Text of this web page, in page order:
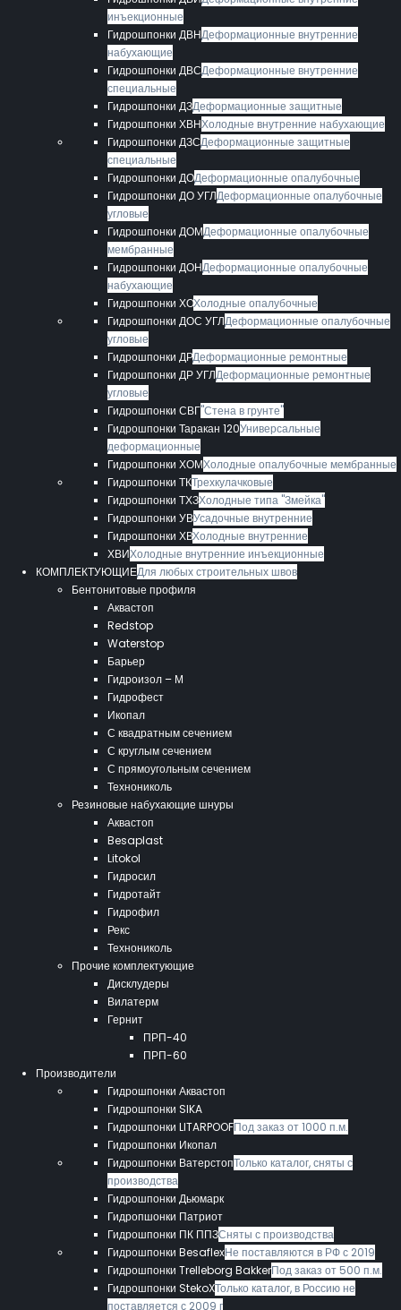
инъекционные
Гидрошпонки ДВНДеформационные внутренние
набухающие
Гидрошпонки ДВСДеформационные внутренние
специальные
Гидрошпонки ДЗДеформационные защитные
Гидрошпонки ХВНХолодные внутренние набухающие
Гидрошпонки ДЗСДеформационные защитные
специальные
Гидрошпонки ДОДеформационные опалубочные
Гидрошпонки ДО УГЛДеформационные опалубочные
угловые
Гидрошпонки ДОМДеформационные опалубочные
мембранные
Гидрошпонки ДОНДеформационные опалубочные
набухающие
Гидрошпонки ХОХолодные опалубочные
Гидрошпонки ДОС УГЛДеформационные опалубочные
угловые
Гидрошпонки ДРДеформационные ремонтные
Гидрошпонки ДР УГЛДеформационные ремонтные
угловые
Гидрошпонки СВГ"Стена в грунте"
Гидрошпонки Таракан 120Универсальные
деформационные
Гидрошпонки ХОМХолодные опалубочные мембранные
Гидрошпонки ТКТрехкулачковые
Гидрошпонки ТХЗХолодные типа "Змейка"
Гидрошпонки УВУсадочные внутренние
Гидрошпонки ХВХолодные внутренние
ХВИХолодные внутренние инъекционные
КОМПЛЕКТУЮЩИЕДля любых строительных швов
Бентонитовые профиля
Аквастоп
Redstop
Waterstop
Барьер
Гидроизол – М
Гидрофест
Икопал
С квадратным сечением
С круглым сечением
С прямоугольным сечением
Технониколь
Резиновые набухающие шнуры
Аквастоп
Besaplast
Litokol
Гидросил
Гидротайт
Гидрофил
Рекс
Технониколь
Прочие комплектующие
Дисклудеры
Вилатерм
Гернит
ПРП-40
ПРП-60
Производители
Гидрошпонки Аквастоп
Гидрошпонки SIKA
Гидрошпонки LITARPOOFПод заказ от 1000 п.м.
Гидрошпонки Икопал
Гидрошпонки ВатерстопТолько каталог, сняты с
производства
Гидрошпонки Дьюмарк
Гидропшонки Патриот
Гидрошпонки ПК ППЗСняты с производства
Гидрошпонки BesaflexНе поставляются в РФ с 2019
Гидрошпонки Trelleborg BakkerПод заказ от 500 п.м.
Гидрошпонки StekoXТолько каталог, в Россию не
поставляется с 2009 г